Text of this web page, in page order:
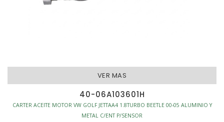
VER MAS
40-06A103601H
CARTER ACEITE MOTOR VW GOLF JETTAA4 1.8TURBO BEETLE 00-05 ALUMINIO Y
METAL C/ENT P/SENSOR